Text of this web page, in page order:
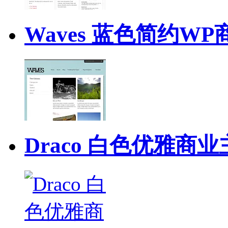
Waves 蓝色简约WP
Draco 白色优雅商业